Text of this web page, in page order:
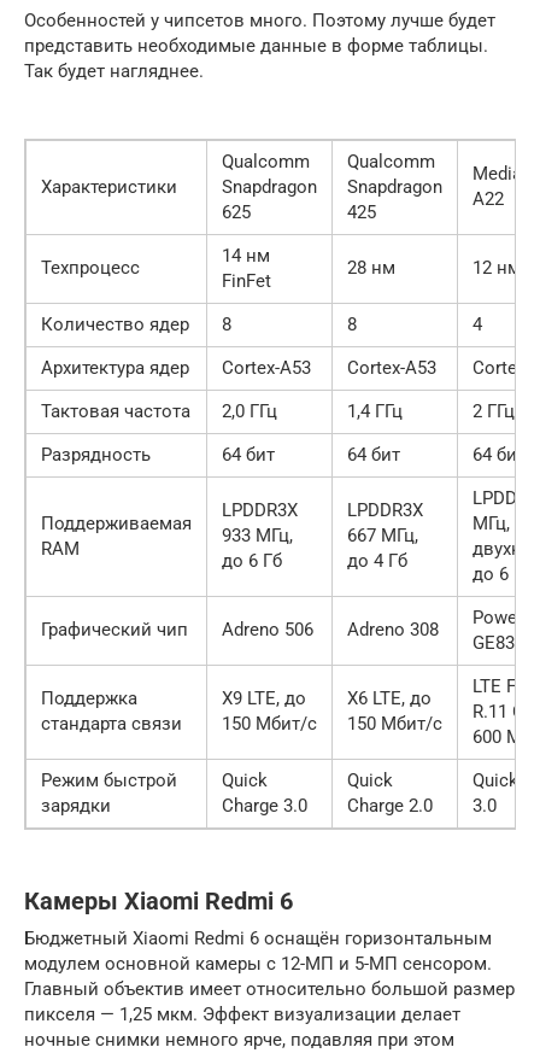
Особенностей у чипсетов много. Поэтому лучше будет
представить необходимые данные в форме таблицы.
Так будет нагляднее.
Характеристики
Qualcomm
Snapdragon
625
Qualcomm
Snapdragon
425
A22
Техпроцесс
14 нм
FinFet
28 нм 12 нм
Количество ядер 8 8
4
Архитектура ядер
Cortex-A53 Cortex-A53
Cortex-
Тактовая частота
2,0 ГГц 1,4 ГГц
2 ГГц
Разрядность
64 бит 64 бит 64 бит
Поддерживаемая
RAM
LPDDR3X
933 МГц,
до 6 Гб
LPDDR3Х
667 МГц,
до 4 Гб
МГц,
до 6 Гб
Графический чип Adreno 506 Adreno 308
GE8320
Поддержка
стандарта связи
X9 LTE, до
150 Мбит/с
X6 LTE, до
150 Мбит/с
LTE
R.11
600
Режим быстрой
зарядки
Quick
Charge 3.0
Quick
Charge 2.0
Quick
3.0
Камеры Xiaomi Redmi 6
Бюджетный Xiaomi Redmi 6 оснащён горизонтальным
модулем основной камеры с 12-МП и 5-МП сенсором.
Главный объектив имеет относительно большой размер
пикселя — 1,25 мкм. Эффект визуализации делает
ночные снимки немного ярче, подавляя при этом